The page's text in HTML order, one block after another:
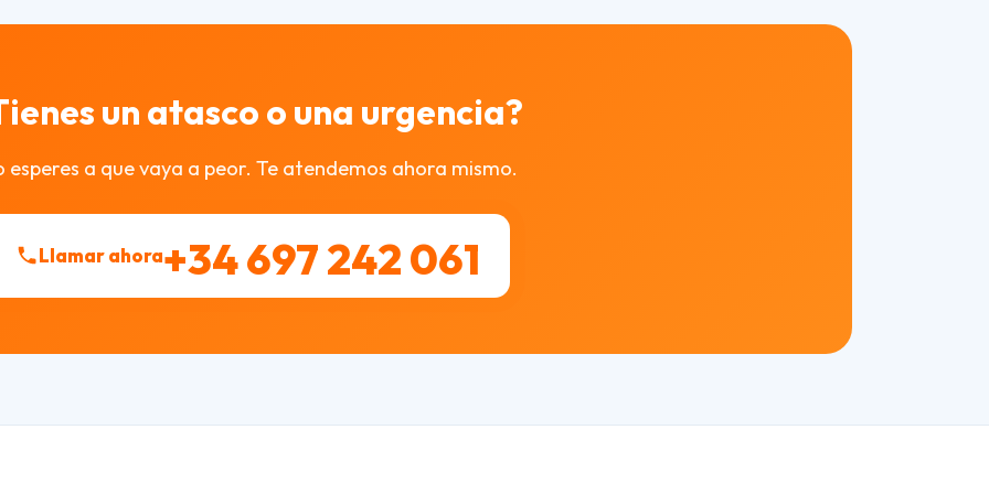
un atasco o una urgencia?
esperes a que vaya a peor. Te atendemos ahora mismo.
Llamar ahora+34 697 242 061